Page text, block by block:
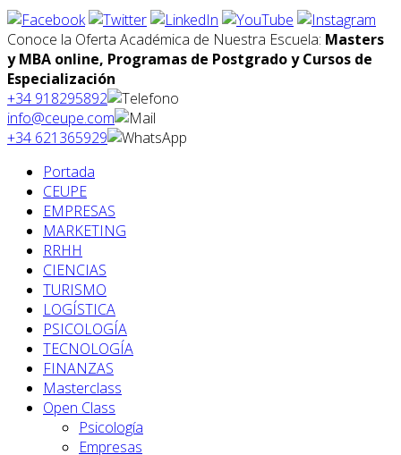
Conoce la Oferta Académica de Nuestra Escuela: Masters
y MBA online, Programas de Postgrado y Cursos de
Especialización
+34 918295892
info@ceupe.com
+34 621365929
Portada
CEUPE
EMPRESAS
MARKETING
RRHH
CIENCIAS
TURISMO
LOGÍSTICA
PSICOLOGÍA
TECNOLOGÍA
FINANZAS
Masterclass
Open Class
Psicología
Empresas